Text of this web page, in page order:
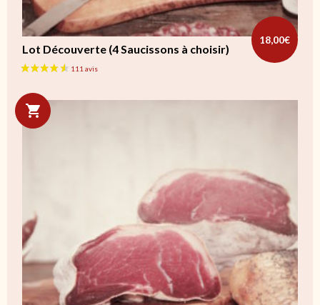
Lot Découverte (4 Saucissons à choisir)
18,00€